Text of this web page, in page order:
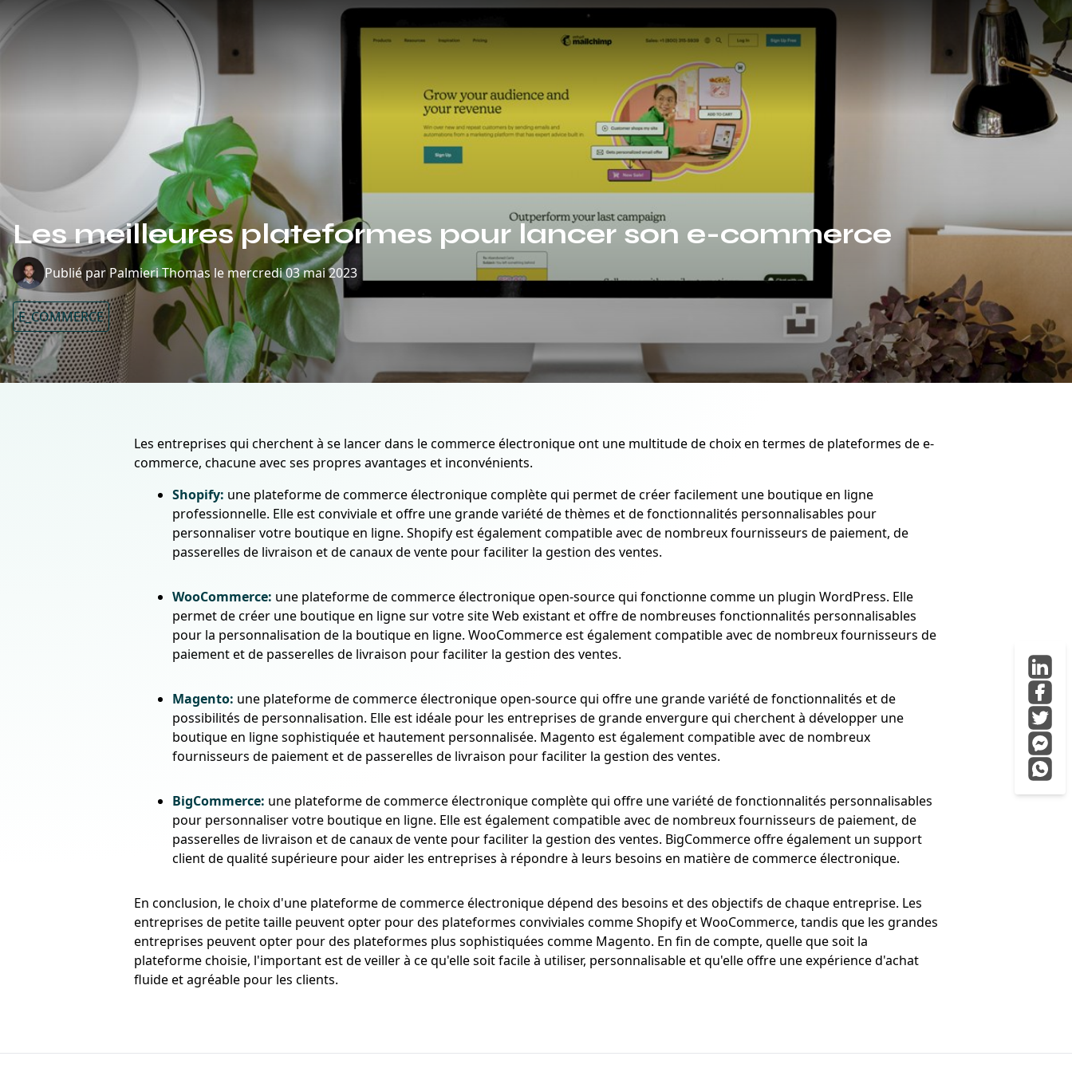
Les meilleures plateformes pour lancer son e-commerce
Publié parPalmieri Thomaslemercredi 03 mai 2023
E_COMMERCE
Les entreprises qui cherchent à se lancer dans le commerce électronique ont une multitude de choix en termes de plateformes de e-
commerce, chacune avec ses propres avantages et inconvénients.
Shopify: une plateforme de commerce électronique complète qui permet de créer facilement une boutique en ligne
professionnelle. Elle est conviviale et offre une grande variété de thèmes et de fonctionnalités personnalisables pour
personnaliser votre boutique en ligne. Shopify est également compatible avec de nombreux fournisseurs de paiement, de
passerelles de livraison et de canaux de vente pour faciliter la gestion des ventes.
WooCommerce: une plateforme de commerce électronique open-source qui fonctionne comme un plugin WordPress. Elle
permet de créer une boutique en ligne sur votre site Web existant et offre de nombreuses fonctionnalités personnalisables
pour la personnalisation de la boutique en ligne. WooCommerce est également compatible avec de nombreux fournisseurs de
paiement et de passerelles de livraison pour faciliter la gestion des ventes.
Magento: une plateforme de commerce électronique open-source qui offre une grande variété de fonctionnalités et de
possibilités de personnalisation. Elle est idéale pour les entreprises de grande envergure qui cherchent à développer une
boutique en ligne sophistiquée et hautement personnalisée. Magento est également compatible avec de nombreux
fournisseurs de paiement et de passerelles de livraison pour faciliter la gestion des ventes.
BigCommerce: une plateforme de commerce électronique complète qui offre une variété de fonctionnalités personnalisables
pour personnaliser votre boutique en ligne. Elle est également compatible avec de nombreux fournisseurs de paiement, de
passerelles de livraison et de canaux de vente pour faciliter la gestion des ventes. BigCommerce offre également un support
client de qualité supérieure pour aider les entreprises à répondre à leurs besoins en matière de commerce électronique.
En conclusion, le choix d'une plateforme de commerce électronique dépend des besoins et des objectifs de chaque entreprise. Les
entreprises de petite taille peuvent opter pour des plateformes conviviales comme Shopify et WooCommerce, tandis que les grandes
entreprises peuvent opter pour des plateformes plus sophistiquées comme Magento. En fin de compte, quelle que soit la
plateforme choisie, l'important est de veiller à ce qu'elle soit facile à utiliser, personnalisable et qu'elle offre une expérience d'achat
fluide et agréable pour les clients.